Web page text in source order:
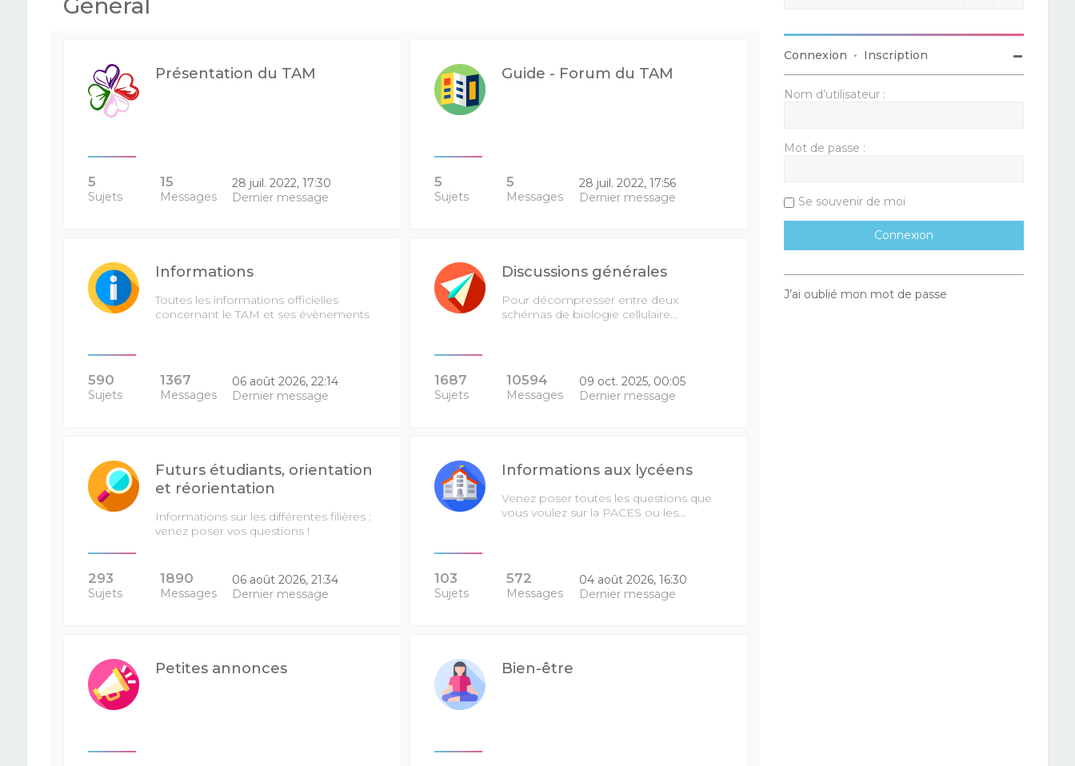
Général
Présentation du TAM
5
Sujets
15
Messages
28 juil. 2022, 17:30
Dernier message
Guide - Forum du TAM
5
Sujets
5
Messages
28 juil. 2022, 17:56
Dernier message
Informations
Toutes les informations officielles
concernant le TAM et ses évènements
590
Sujets
1367
Messages
06 août 2026, 22:14
Dernier message
Discussions générales
Pour décompresser entre deux
schémas de biologie cellulaire...
1687
Sujets
10594
Messages
09 oct. 2025, 00:05
Dernier message
Futurs étudiants, orientation
et réorientation
Informations sur les différentes filières :
venez poser vos questions !
293
Sujets
1890
Messages
06 août 2026, 21:34
Dernier message
Informations aux lycéens
Venez poser toutes les questions que
vous voulez sur la PACES ou les…
103
Sujets
572
Messages
04 août 2026, 16:30
Dernier message
Petites annonces Bien-être
Connexion • Inscription
Nom d’utilisateur :
Mot de passe :
Se souvenir de moi
J’ai oublié mon mot de passe